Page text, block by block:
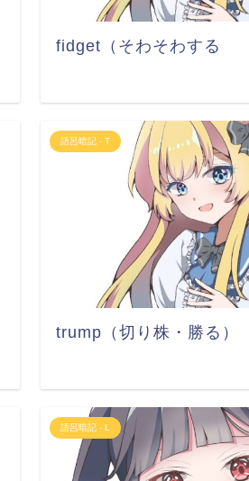
fidget（そわそわする
語呂暗記 - T
trump（切り株・勝る）
語呂暗記 - L